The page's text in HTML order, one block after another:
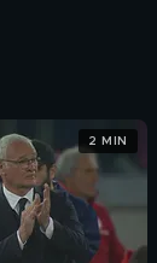
2 MIN